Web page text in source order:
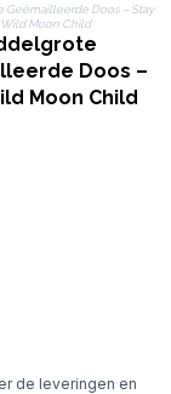
Doos –
Moon Child
de leveringen en